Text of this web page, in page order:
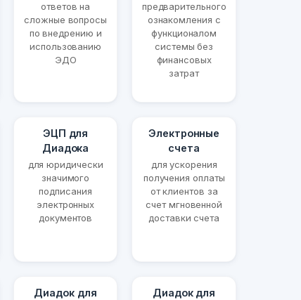
ответов на
сложные вопросы
по внедрению и
использованию
ЭДО
предварительного
ознакомления с
функционалом
системы без
финансовых
затрат
ЭЦП для
Диадока
для юридически
значимого
подписания
электронных
документов
Электронные
счета
для ускорения
получения оплаты
от клиентов за
счет мгновенной
доставки счета
Диадок для
Диадок для